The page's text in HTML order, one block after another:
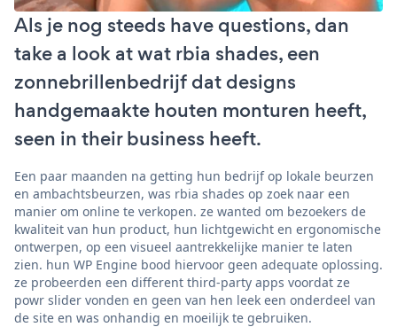
Als je nog steeds have questions, dan
take a look at wat rbia shades, een
zonnebrillenbedrijf dat designs
handgemaakte houten monturen heeft,
seen in their business heeft.
Een paar maanden na getting hun bedrijf op lokale beurzen
en ambachtsbeurzen, was rbia shades op zoek naar een
manier om online te verkopen. ze wanted om bezoekers de
kwaliteit van hun product, hun lichtgewicht en ergonomische
ontwerpen, op een visueel aantrekkelijke manier te laten
zien. hun WP Engine bood hiervoor geen adequate oplossing.
ze probeerden een different third-party apps voordat ze
powr slider vonden en geen van hen leek een onderdeel van
de site en was onhandig en moeilijk te gebruiken.